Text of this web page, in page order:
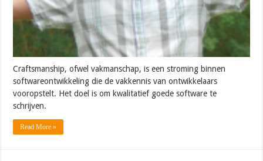
Craftsmanship, ofwel vakmanschap, is een stroming binnen
softwareontwikkeling die de vakkennis van ontwikkelaars
vooropstelt. Het doel is om kwalitatief goede software te
schrijven.
Read More »